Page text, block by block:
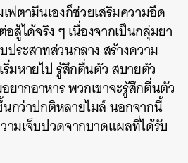
ตามีนเองก็ช่วยเสริมความอึด
สู้ได้จริง ๆ เนื่องจากเป็นกลุ่มยา
ประสาทส่วนกลาง สร้างความ
ริ่มหายไป รู้สึกตื่นตัว สบายตัว
ากอาหาร พวกเขาจะรู้สึกตื่นตัว
กว่าปกติหลายไมล์ นอกจากนี้
ามเจ็บปวดจากบาดแผลที่ได้รับ